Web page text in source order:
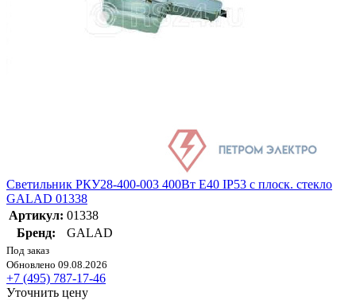
Светильник РКУ28-400-003 400Вт E40 IP53 с плоск. стекло
GALAD 01338
Артикул: 01338
Бренд:
GALAD
Под заказ
Обновлено 09.08.2026
+7 (495) 787-17-46
Уточнить цену